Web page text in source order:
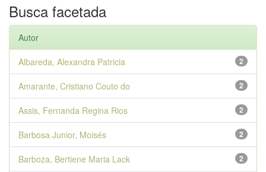
Busca facetada
Autor
2
Albareda, Alexandra Patricia
2
Amarante, Cristiano Couto do
2
Assis, Fernanda Regina Rios
2
Barbosa Junior, Moisés
2
Barboza, Bertiene Maria Lack